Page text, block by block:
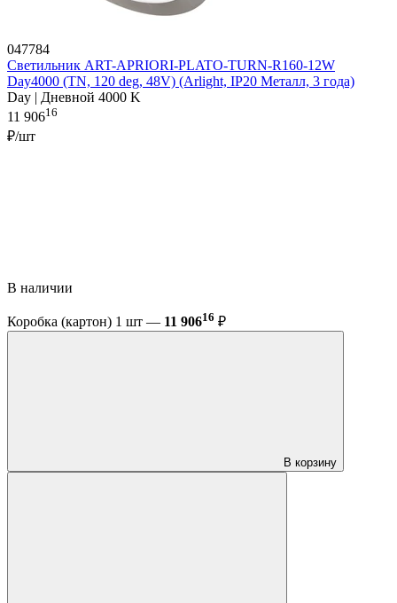
047784
Светильник ART-APRIORI-PLATO-TURN-R160-12W
Day4000 (TN, 120 deg, 48V) (Arlight, IP20 Металл, 3 года)
Day | Дневной 4000 K
11 90616
₽/шт
В наличии
Коробка (картон) 1 шт — 11 90616 ₽
В корзину